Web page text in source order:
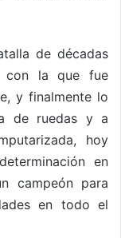
de décadas
con la que fue
y finalmente lo
de ruedas y a
hoy
en
campeón para
en todo el